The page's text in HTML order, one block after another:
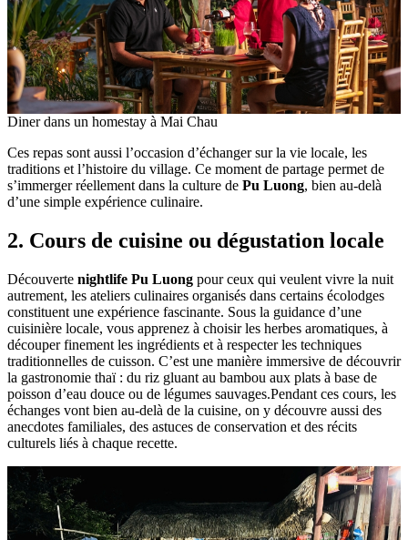
Diner dans un homestay à Mai Chau
Ces repas sont aussi l’occasion d’échanger sur la vie locale, les
traditions et l’histoire du village. Ce moment de partage permet de
s’immerger réellement dans la culture de Pu Luong, bien au-delà
d’une simple expérience culinaire.
2. Cours de cuisine ou dégustation locale
Découverte nightlife Pu Luong pour ceux qui veulent vivre la nuit
autrement, les ateliers culinaires organisés dans certains écolodges
constituent une expérience fascinante. Sous la guidance d’une
cuisinière locale, vous apprenez à choisir les herbes aromatiques, à
découper finement les ingrédients et à respecter les techniques
traditionnelles de cuisson. C’est une manière immersive de découvrir
la gastronomie thaï : du riz gluant au bambou aux plats à base de
poisson d’eau douce ou de légumes sauvages.Pendant ces cours, les
échanges vont bien au-delà de la cuisine, on y découvre aussi des
anecdotes familiales, des astuces de conservation et des récits
culturels liés à chaque recette.